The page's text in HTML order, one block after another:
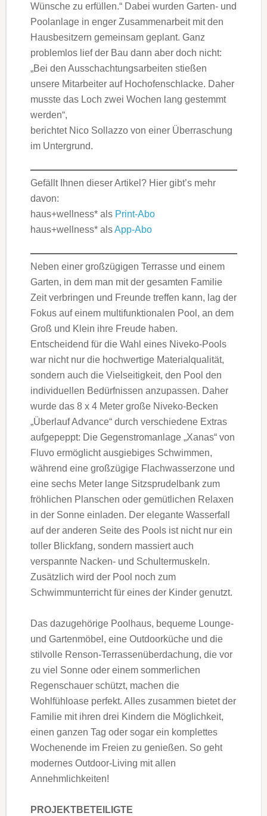
Wünsche zu erfüllen.“ Dabei wurden Garten- und
Poolanlage in enger Zusammenarbeit mit den
Hausbesitzern gemeinsam geplant. Ganz
problemlos lief der Bau dann aber doch nicht:
„Bei den Ausschachtungsarbeiten stießen
unsere Mitarbeiter auf Hochofenschlacke. Daher
musste das Loch zwei Wochen lang gestemmt
werden“,
berichtet Nico Sollazzo von einer Überraschung
im Untergrund.
Gefällt Ihnen dieser Artikel? Hier gibt’s mehr
davon:
haus+wellness* als Print-Abo
haus+wellness* alsApp-Abo
Neben einer großzügigen Terrasse und einem
Garten, in dem man mit der gesamten Familie
Zeit verbringen und Freunde treffen kann, lag der
Fokus auf einem multifunktionalen Pool, an dem
Groß und Klein ihre Freude haben.
Entscheidend für die Wahl eines Niveko-Pools
war nicht nur die hochwertige Materialqualität,
sondern auch die Vielseitigkeit, den Pool den
individuellen Bedürfnissen anzupassen. Daher
wurde das 8 x 4 Meter große Niveko-Becken
„Überlauf Advance“ durch verschiedene Extras
aufgepeppt: Die Gegenstromanlage „Xanas“ von
Fluvo ermöglicht ausgiebiges Schwimmen,
während eine großzügige Flachwasserzone und
eine sechs Meter lange Sitzsprudelbank zum
fröhlichen Planschen oder gemütlichen Relaxen
in der Sonne einladen. Der elegante Wasserfall
auf der anderen Seite des Pools ist nicht nur ein
toller Blickfang, sondern massiert auch
verspannte Nacken- und Schultermuskeln.
Zusätzlich wird der Pool noch zum
Schwimmunterricht für eines der Kinder genutzt.
Das dazugehörige Poolhaus, bequeme Lounge-
und Gartenmöbel, eine Outdoorküche und die
stilvolle Renson-Terrassenüberdachung, die vor
zu viel Sonne oder einem sommerlichen
Regenschauer schützt, machen die
Wohlfühloase perfekt. Alles zusammen bietet der
Familie mit ihren drei Kindern die Möglichkeit,
einen ganzen Tag oder sogar ein komplettes
Wochenende im Freien zu genießen. So geht
modernes Outdoor-Living mit allen
Annehmlichkeiten!
PROJEKTBETEILIGTE